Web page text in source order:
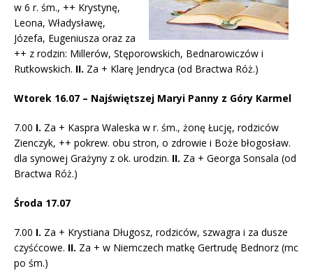
w 6 r. śm., ++ Krystynę,
Leona, Władysławę,
Józefa, Eugeniusza oraz za
++ z rodzin: Millerów, Stęporowskich, Bednarowiczów i
Rutkowskich. II. Za + Klarę Jendryca (od Bractwa Róż.)
Wtorek 16.07 – Najświętszej Maryi Panny z Góry Karmel
7.00 I. Za + Kaspra Waleska w r. śm., żonę Łucję, rodziców
Zienczyk, ++ pokrew. obu stron, o zdrowie i Boże błogosław.
dla synowej Grażyny z ok. urodzin. II. Za + Georga Sonsala (od
Bractwa Róż.)
Środa 17.07
7.00 I. Za + Krystiana Długosz, rodziców, szwagra i za dusze
czyśćcowe. II. Za + w Niemczech matkę Gertrudę Bednorz (mc
po śm.)